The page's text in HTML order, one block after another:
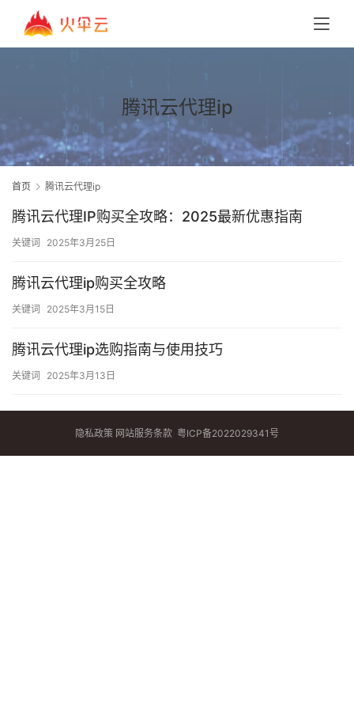
腾讯云代理ip
首页 腾讯云代理ip
腾讯云代理IP购买全攻略：2025最新优惠指南
关键词 2025年3月25日
腾讯云代理ip购买全攻略
关键词 2025年3月15日
腾讯云代理ip选购指南与使用技巧
关键词 2025年3月13日
隐私政策 网站服务条款 粤ICP备2022029341号